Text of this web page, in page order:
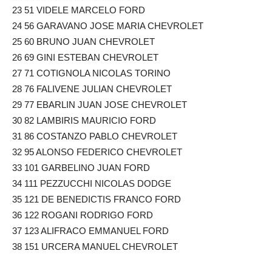
23 51 VIDELE MARCELO FORD
24 56 GARAVANO JOSE MARIA CHEVROLET
25 60 BRUNO JUAN CHEVROLET
26 69 GINI ESTEBAN CHEVROLET
27 71 COTIGNOLA NICOLAS TORINO
28 76 FALIVENE JULIAN CHEVROLET
29 77 EBARLIN JUAN JOSE CHEVROLET
30 82 LAMBIRIS MAURICIO FORD
31 86 COSTANZO PABLO CHEVROLET
32 95 ALONSO FEDERICO CHEVROLET
33 101 GARBELINO JUAN FORD
34 111 PEZZUCCHI NICOLAS DODGE
35 121 DE BENEDICTIS FRANCO FORD
36 122 ROGANI RODRIGO FORD
37 123 ALIFRACO EMMANUEL FORD
38 151 URCERA MANUEL CHEVROLET